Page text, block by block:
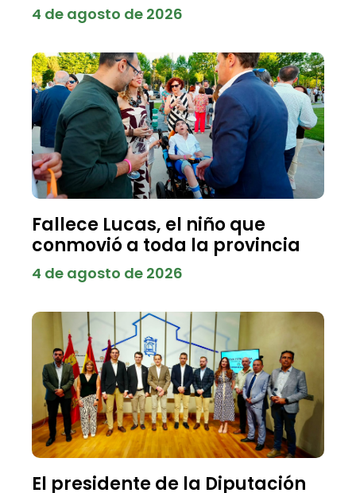
4 de agosto de 2026
Fallece Lucas, el niño que
conmovió a toda la provincia
4 de agosto de 2026
El presidente de la Diputación